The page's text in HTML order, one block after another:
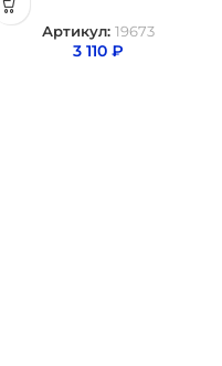
Артикул: 19673
3 110 ₽